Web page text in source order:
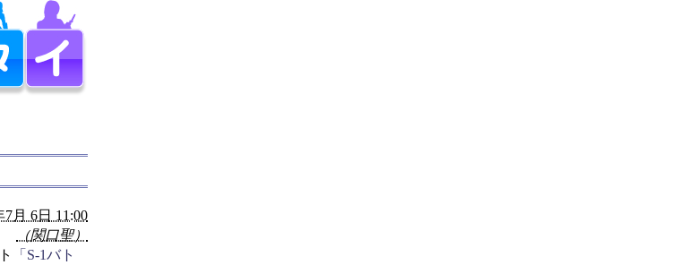
7月 6日 11:00
（関口聖）
「S-1バト